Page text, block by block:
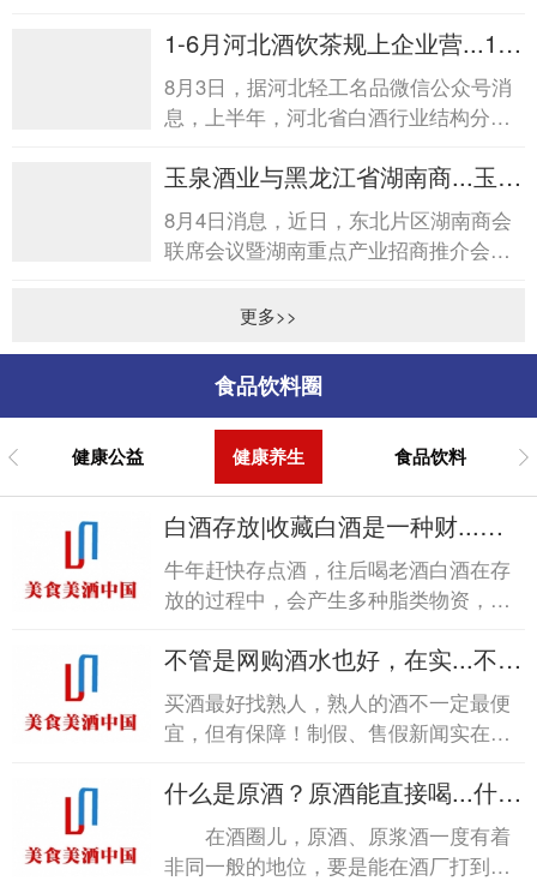
4月调任帝亚吉欧北美区总...
1-6月河北酒饮茶规上企业营...1-6
月河北酒饮茶规上企业营...
8月3日，据河北轻工名品微信公众号消
息，上半年，河北省白酒行业结构分化
消费场景向日常休闲、亲...
玉泉酒业与黑龙江省湖南商...玉泉
酒业与黑龙江省湖南商...
8月4日消息，近日，东北片区湖南商会
联席会议暨湖南重点产业招商推介会在
商会诚挚答谢玉泉酒业在...
更多>>
食品饮料圈
健康公益 健康养生 食品饮料
白酒存放|收藏白酒是一种财...白
酒存放|收藏白酒是一种财...
牛年赶快存点酒，往后喝老酒白酒在存
放的过程中，会产生多种脂类物资，
香气，但这种...
不管是网购酒水也好，在实...不管
是网购酒水也好，在实...
买酒最好找熟人，熟人的酒不一定最便
宜，但有保障！制假、售假新闻实在是
造假，心中不免五味杂陈...
什么是原酒？原酒能直接喝...什么
是原酒？原酒能直接喝...
在酒圈儿，原酒、原浆酒一度有着
非同一般的地位，要是能在酒厂打到纯